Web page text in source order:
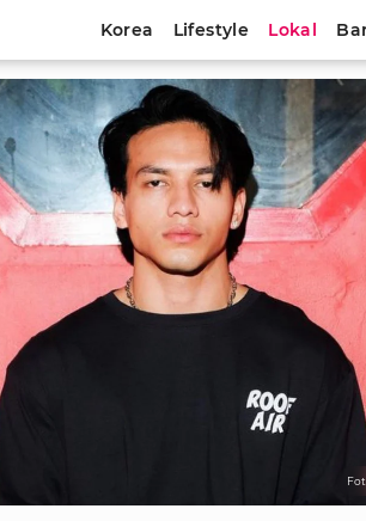
Korea Lifestyle Lokal